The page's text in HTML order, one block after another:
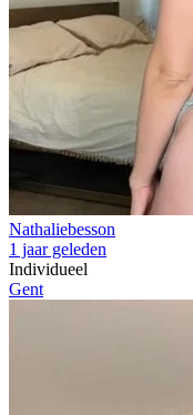
Nathaliebesson
1 jaar geleden
Individueel
Gent